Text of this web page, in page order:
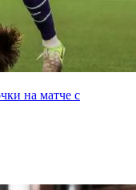
на матче с